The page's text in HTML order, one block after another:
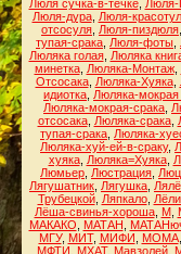
Люля сучка-в-течке,
Люля-дура, Люля-
отсосуля Люля-пиздюля
тупая-срака Люля-фоты
Люляка голая, Люляка
минетка, Люляка-Монтаж,
Отсосака, Люляка-Хуяка,
идиотка Люляка-мокрая
Люляка-мокрая-срака
отсосака, Люляка-срака,
тупая-срака Люляка-
Люляка-хуй-ей-в-сраку,
хуяка, Люляка=Хуяка,
Люмьер Люстрация
Лягушатник Лягушка
Трубецкой, Ляпкало,
Лёша-свинья-хороша, М,
МАКАКО
МАТАН
МГУ, МИТ, МИФИ МОМА,
МФТИ
МХАТ, Мавзолей,